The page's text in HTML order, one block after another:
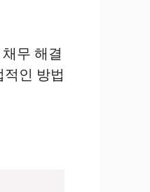
무 해결
인 방법